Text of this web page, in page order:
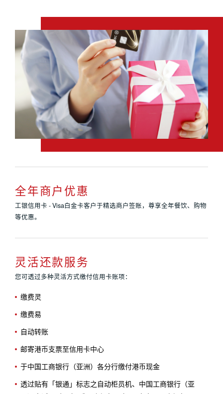
全年商户优惠
工银信用卡 - Visa白金卡客户于精选商户签账，尊享全年餐饮、购物
等优惠。
灵活还款服务
您可透过多种灵活方式缴付信用卡账项：
缴费灵
缴费易
自动转账
邮寄港币支票至信用卡中心
于中国工商银行（亚洲）各分行缴付港币现金
透过贴有「银通」标志之自动柜员机、中国工商银行（亚